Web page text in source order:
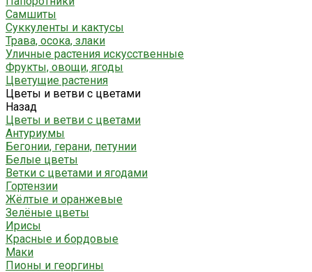
Самшиты
Суккуленты и кактусы
Трава, осока, злаки
Уличные растения искусственные
Фрукты, овощи, ягоды
Цветущие растения
Цветы и ветви с цветами
Назад
Цветы и ветви с цветами
Антуриумы
Бегонии, герани, петунии
Белые цветы
Ветки с цветами и ягодами
Гортензии
Жёлтые и оранжевые
Зелёные цветы
Ирисы
Красные и бордовые
Маки
Пионы и георгины